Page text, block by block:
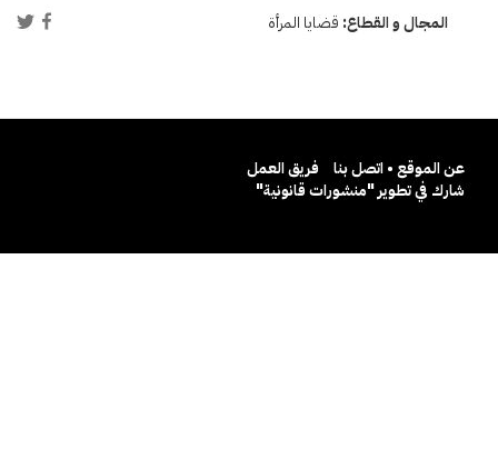
المجال و القطاع: قضايا المرأة
عن الموقع • اتصل بنا
فريق العمل
شارك في تطوير "منشورات قانونية"